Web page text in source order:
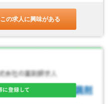
この求人に興味がある